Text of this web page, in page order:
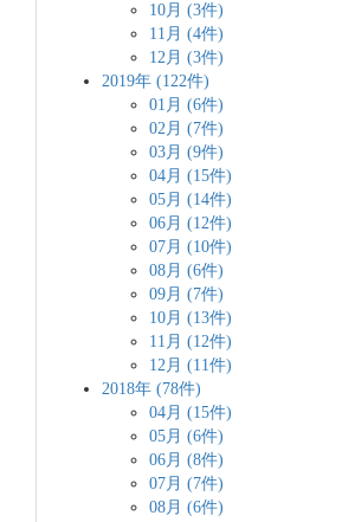
10月 (3件)
11月 (4件)
12月 (3件)
2019年 (122件)
01月 (6件)
02月 (7件)
03月 (9件)
04月 (15件)
05月 (14件)
06月 (12件)
07月 (10件)
08月 (6件)
09月 (7件)
10月 (13件)
11月 (12件)
12月 (11件)
2018年 (78件)
04月 (15件)
05月 (6件)
06月 (8件)
07月 (7件)
08月 (6件)